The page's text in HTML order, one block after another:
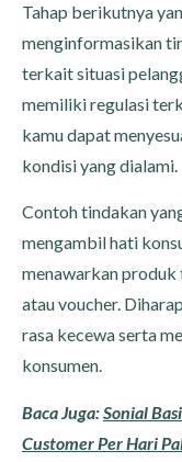
Tahap berikutnya
menginformasikan
terkait situasi
memiliki regulasi
kamu dapat
kondisi yang dialami.
Contoh tindakan
mengambil hati
menawarkan
atau voucher.
rasa kecewa serta
konsumen.
Baca Juga:Sonial
Customer Per Hari